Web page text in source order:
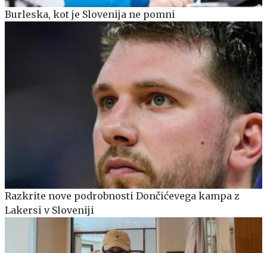
Burleska, kot je Slovenija ne pomni
Razkrite nove podrobnosti Dončićevega kampa z
Lakersi v Sloveniji